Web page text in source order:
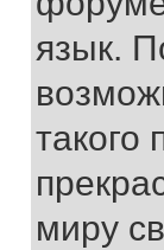
язык.
такого
миру